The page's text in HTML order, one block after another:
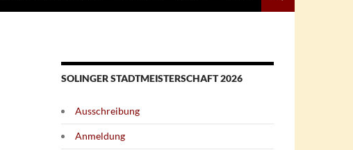
SOLINGER STADTMEISTERSCHAFT 2026
Ausschreibung
Anmeldung